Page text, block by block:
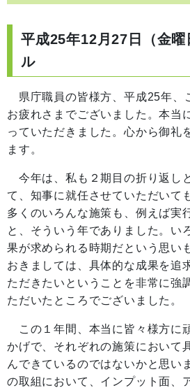
平成25年12月27日（金
ル
県庁職員の皆様方、平成25年、
お疲れさまでございました。本当
っていただきました。心から御礼
ます。
今年は、私も２期目の折り返し
て、知事に就任させていただいて
多くのいろんな施策も、例えば実
と、そういう年でありました。い
果が求められる時期だという思い
おきましては、具体的な成果を追
ただきたいということを非常に強
ただいたところでございました。
この１年間、本当に皆々様方に
かげで、それぞれの施策において
んできているのではないかと思い
の取組において、インプット面、